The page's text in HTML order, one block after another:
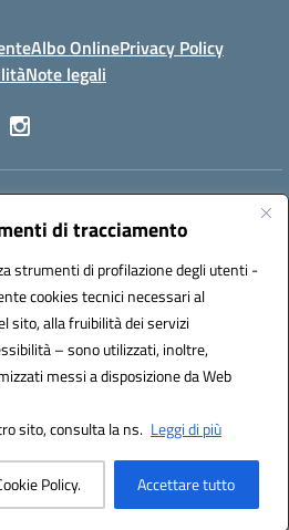
di tracciamento
strumenti di profilazione degli utenti -
cookies tecnici necessari al
sito, alla fruibilità dei servizi
– sono utilizzati, inoltre,
messi a disposizione da Web
sito, consulta la ns. Leggi di più
Policy. Accettare tutto
Albo OnlinePrivacy Policy
Note legali
fgpc180008@istruzione.it
(IPA): lzcc
by 3D Solution S.r.l.
by Designers Italia